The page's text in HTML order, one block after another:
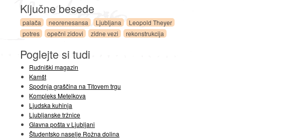
Ključne besede
palača neorenesansa Ljubljana
Leopold Theyer
potres
opečni zidovi zidne vezi rekonstrukcija
Poglejte si tudi
Rudniški magazin
Kamšt
Spodnja graščina na Titovem trgu
Kompleks Metelkova
Ljudska kuhinja
Ljubljanske tržnice
Glavna pošta v Ljubljani
Študentsko naselje Rožna dolina